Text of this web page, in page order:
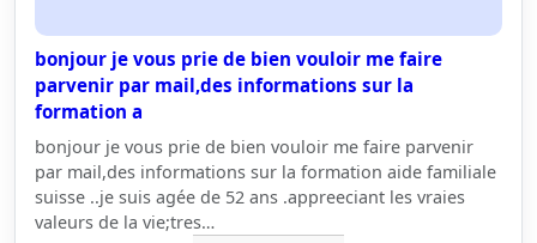
bonjour je vous prie de bien vouloir me faire
parvenir par mail,des informations sur la
formation a
bonjour je vous prie de bien vouloir me faire parvenir
par mail,des informations sur la formation aide familiale
suisse ..je suis agée de 52 ans .appreeciant les vraies
valeurs de la vie;tres…